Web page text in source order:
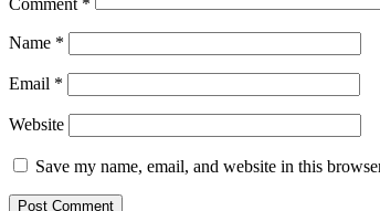
Comment *
Name *
Email *
Website
Save my name, email, and website in this